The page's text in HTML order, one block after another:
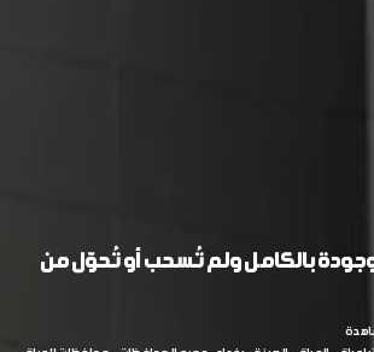
بالكامل ولم تُسحب أو تُحوّل من